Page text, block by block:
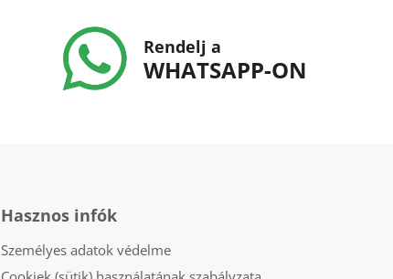
Rendelj a
WHATSAPP-ON
Hasznos infók
Személyes adatok védelme